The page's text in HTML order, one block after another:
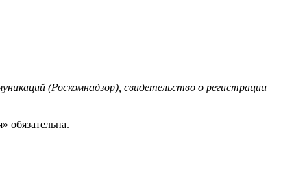
(Роскомнадзор), свидетельство о регистрации
обязательна.